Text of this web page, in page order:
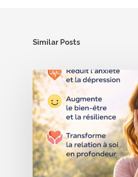
Similar Posts